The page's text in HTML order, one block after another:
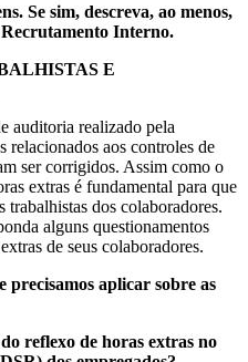
Se sim, descreva, ao menos,
Interno.
E
auditoria realizado pela
relacionados aos controles de
ser corrigidos. Assim como o
extras é fundamental para que
dos colaboradores.
alguns questionamentos
de seus colaboradores.
precisamos aplicar sobre as
reflexo de horas extras no